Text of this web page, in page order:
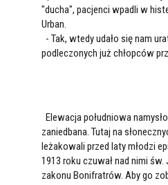
"ducha", pacjenci wpadli w
Urban.
- Tak, wtedy udało się nam
podleczonych już chłopców
Elewacja południowa
zaniedbana. Tutaj na
leżakowali przed laty młodzi
1913 roku czuwał nad nimi św.
zakonu Bonifratrów. Aby go